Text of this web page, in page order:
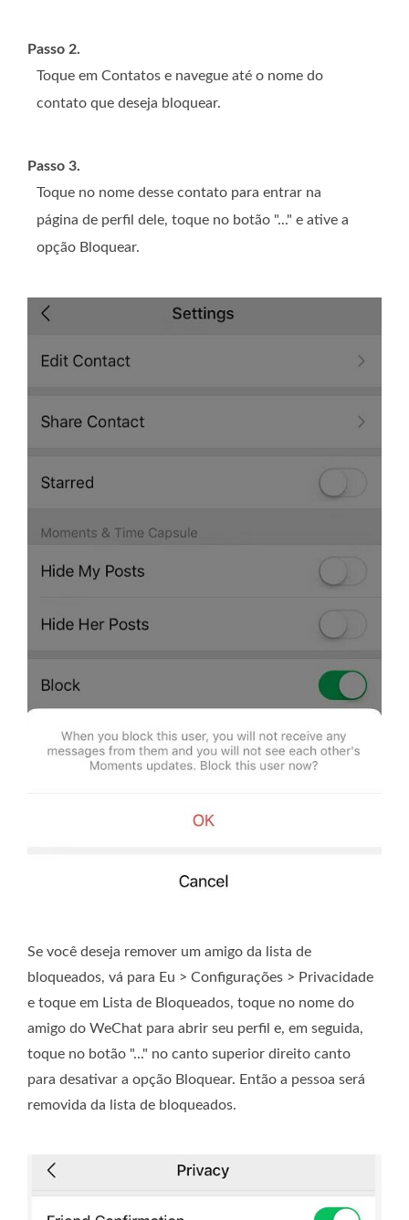
Passo 2.
Toque em Contatos e navegue até o nome do
contato que deseja bloquear.
Passo 3.
Toque no nome desse contato para entrar na
página de perfil dele, toque no botão "..." e ative a
opção Bloquear.
Se você deseja remover um amigo da lista de
bloqueados, vá para Eu > Configurações > Privacidade
e toque em Lista de Bloqueados, toque no nome do
amigo do WeChat para abrir seu perfil e, em seguida,
toque no botão "..." no canto superior direito canto
para desativar a opção Bloquear. Então a pessoa será
removida da lista de bloqueados.